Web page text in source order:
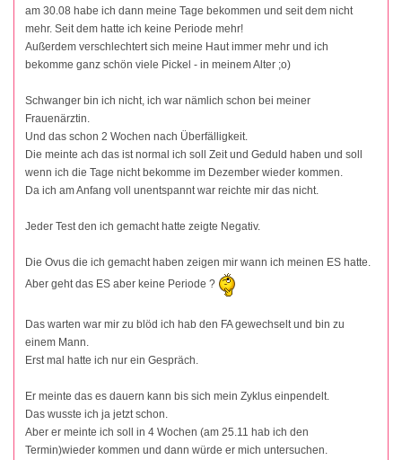
am 30.08 habe ich dann meine Tage bekommen und seit dem nicht
mehr. Seit dem hatte ich keine Periode mehr!
Außerdem verschlechtert sich meine Haut immer mehr und ich
bekomme ganz schön viele Pickel - in meinem Alter ;o)
Schwanger bin ich nicht, ich war nämlich schon bei meiner
Frauenärztin.
Und das schon 2 Wochen nach Überfälligkeit.
Die meinte ach das ist normal ich soll Zeit und Geduld haben und soll
wenn ich die Tage nicht bekomme im Dezember wieder kommen.
Da ich am Anfang voll unentspannt war reichte mir das nicht.
Jeder Test den ich gemacht hatte zeigte Negativ.
Die Ovus die ich gemacht haben zeigen mir wann ich meinen ES hatte.
Aber geht das ES aber keine Periode ?
Das warten war mir zu blöd ich hab den FA gewechselt und bin zu
einem Mann.
Erst mal hatte ich nur ein Gespräch.
Er meinte das es dauern kann bis sich mein Zyklus einpendelt.
Das wusste ich ja jetzt schon.
Aber er meinte ich soll in 4 Wochen (am 25.11 hab ich den
Termin)wieder kommen und dann würde er mich untersuchen.